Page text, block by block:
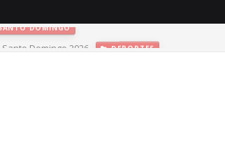
Domingo 2026